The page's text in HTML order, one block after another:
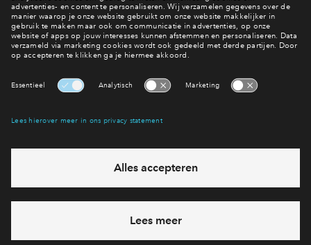
Kom je ook kijken? Meld je aan!
Interesse? Meld je dan snel aan
eventuele projecten
Ja, ik wil mij aanmelden
Heb je een vraag en wil je direct antwoord? Bel ons op